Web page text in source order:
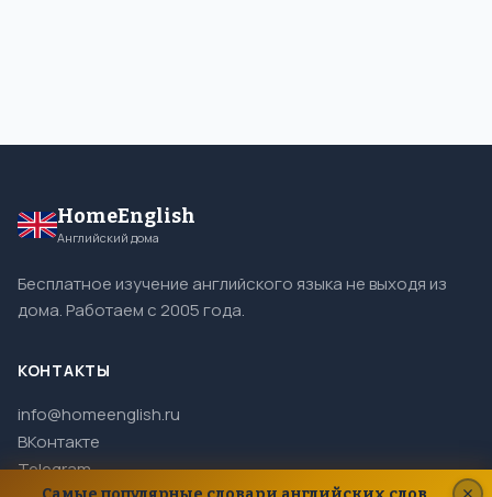
HomeEnglish
Английский дома
Бесплатное изучение английского языка не выходя из
дома. Работаем с 2005 года.
КОНТАКТЫ
info@homeenglish.ru
ВКонтакте
Telegram